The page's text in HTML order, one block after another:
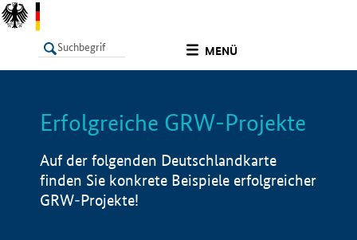
MENÜ
LISTE Info
Erfolgreiche GRW-Projekte
Auf der folgenden Deutschlandkarte
finden Sie konkrete Beispiele erfolgreicher
GRW-Projekte!